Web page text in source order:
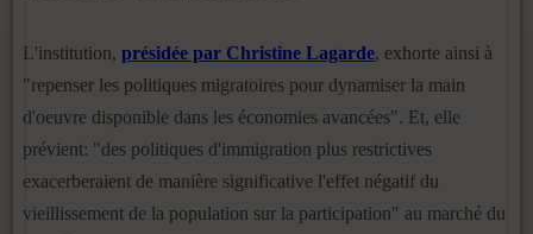
L'institution, présidée par Christine Lagarde, exhorte ainsi à
"repenser les politiques migratoires pour dynamiser la main
d'oeuvre disponible dans les économies avancées". Et, elle
prévient: "des politiques d'immigration plus restrictives
exacerberaient de manière significative l'effet négatif du
vieillissement de la population sur la participation" au marché du